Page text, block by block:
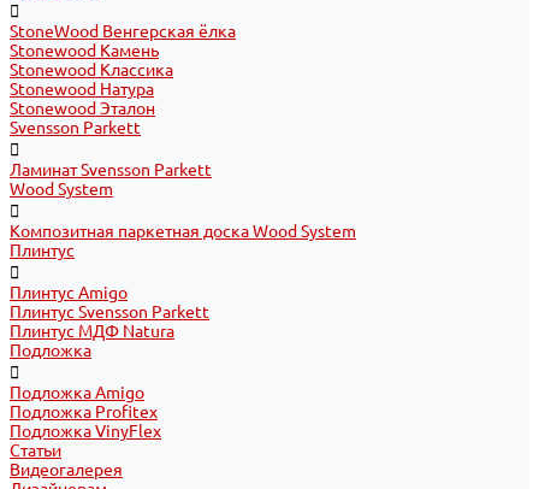
StoneWood Венгерская ёлка
Stonewood Камень
Stonewood Классика
Stonewood Натура
Stonewood Эталон
Svensson Parkett
Ламинат Svensson Parkett
Wood System
Композитная паркетная доска Wood System
Плинтус
Плинтус Amigo
Плинтус Svensson Parkett
Плинтус МДФ Natura
Подложка
Подложка Amigo
Подложка Profitex
Подложка VinyFlex
Статьи
Видеогалерея